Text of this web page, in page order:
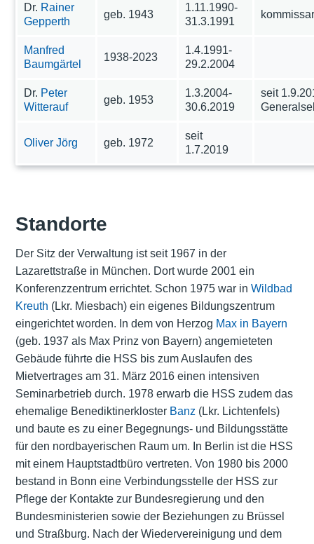
Dr. Rainer
Gepperth
geb. 1943
1.11.1990-
31.3.1991
Manfred
Baumgärtel
1938-2023
1.4.1991-
29.2.2004
Dr. Peter
Witterauf
geb. 1953
1.3.2004-
30.6.2019
seit
Oliver Jörg geb. 1972
seit
1.7.2019
Standorte
Der Sitz der Verwaltung ist seit 1967 in der
Lazarettstraße in München. Dort wurde 2001 ein
Konferenzzentrum errichtet. Schon 1975 war in Wildbad
Kreuth (Lkr. Miesbach) ein eigenes Bildungszentrum
eingerichtet worden. In dem von Herzog Max in Bayern
(geb. 1937 als Max Prinz von Bayern) angemieteten
Gebäude führte die HSS bis zum Auslaufen des
Mietvertrages am 31. März 2016 einen intensiven
Seminarbetrieb durch. 1978 erwarb die HSS zudem das
ehemalige Benediktinerkloster Banz (Lkr. Lichtenfels)
und baute es zu einer Begegnungs- und Bildungsstätte
für den nordbayerischen Raum um. In Berlin ist die HSS
mit einem Hauptstadtbüro vertreten. Von 1980 bis 2000
bestand in Bonn eine Verbindungsstelle der HSS zur
Pflege der Kontakte zur Bundesregierung und den
Bundesministerien sowie der Beziehungen zu Brüssel
und Straßburg. Nach der Wiedervereinigung und dem